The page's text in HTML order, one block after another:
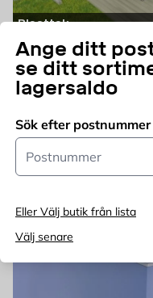
Ange ditt
se ditt
lagersaldo
Sök efter postnummer
Postnummer
Eller Välj butik från lista
Välj senare
Plasttak